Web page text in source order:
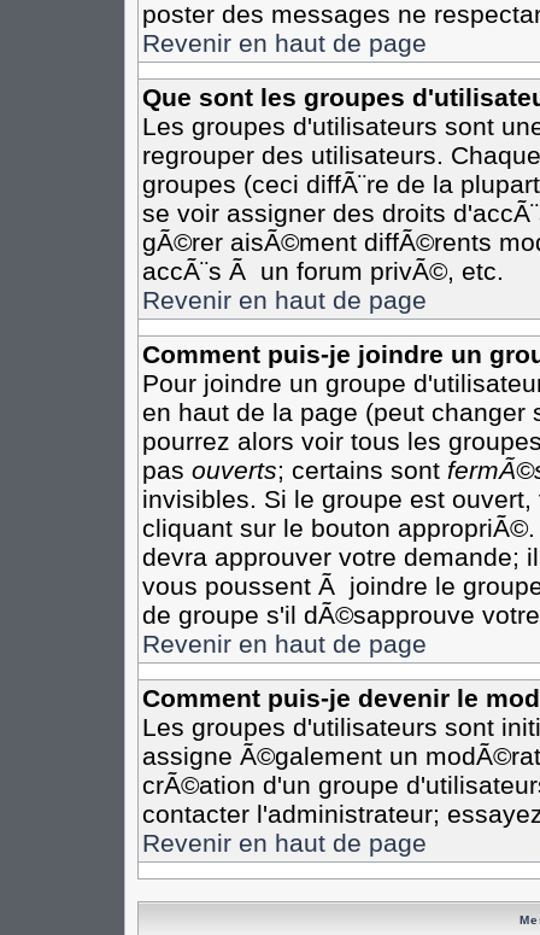
poster des messages ne
Revenir en haut de page
Que sont les groupes
Les groupes d'utilisateurs sont
regrouper des utilisateurs.
groupes (ceci diffÃ¨re de la
se voir assigner des droits
gÃ©rer aisÃ©ment diffÃ©rents
accÃ¨s Ã un forum privÃ©, etc.
Revenir en haut de page
Comment puis-je joindre un
Pour joindre un groupe
en haut de la page (peut changer
pourrez alors voir tous les
pas ouverts; certains sont
invisibles. Si le groupe est
cliquant sur le bouton
devra approuver votre demande;
vous poussent Ã joindre le
de groupe s'il dÃ©sapprouve
Revenir en haut de page
Comment puis-je devenir le
Les groupes d'utilisateurs sont
assigne Ã©galement un
crÃ©ation d'un groupe
contacter l'administrateur;
Revenir en haut de page